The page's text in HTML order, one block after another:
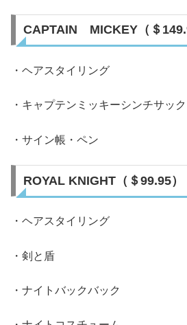
CAPTAIN MICKEY（＄
・ヘアスタイリング
・キャプテンミッキーシンチサック
・サイン帳・ペン
ROYAL KNIGHT（＄99.95）
・ヘアスタイリング
・剣と盾
・ナイトバックバック